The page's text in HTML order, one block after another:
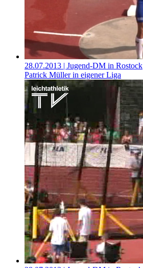
28.07.2013 | Jugend-DM in Rostock
Patrick Müller in eigener Liga